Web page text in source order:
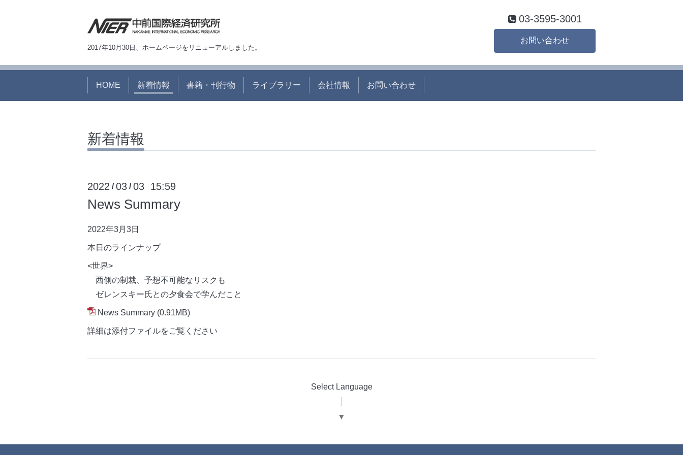
2017年10月30日、ホームページをリニューアルしました。
03-3595-3001
お問い合わせ
HOME 新着情報 書籍・刊行物 ライブラリー 会社情報 お問い合わせ
新着情報
2022 /03 /03 15:59
News Summary
2022年3月3日
本日のラインナップ
<世界>
西側の制裁、予想不可能なリスクも
ゼレンスキー氏との夕食会で学んだこと
News Summary (0.91MB)
詳細は添付ファイルをご覧ください
Select Language
▼